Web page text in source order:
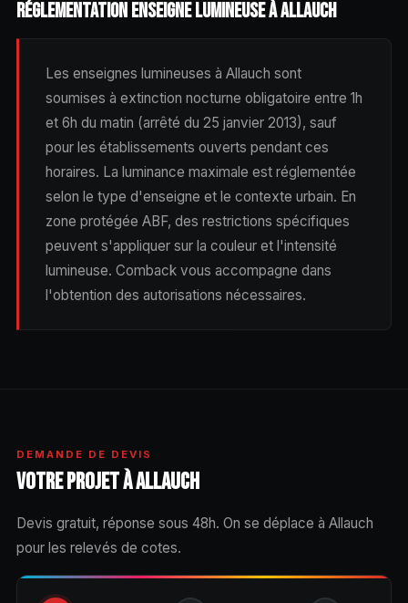
RÉGLEMENTATION ENSEIGNE LUMINEUSE À ALLAUCH
Les enseignes lumineuses à Allauch sont
soumises à extinction nocturne obligatoire entre 1h
et 6h du matin (arrêté du 25 janvier 2013), sauf
pour les établissements ouverts pendant ces
horaires. La luminance maximale est réglementée
selon le type d'enseigne et le contexte urbain. En
zone protégée ABF, des restrictions spécifiques
peuvent s'appliquer sur la couleur et l'intensité
lumineuse. Comback vous accompagne dans
l'obtention des autorisations nécessaires.
DEMANDE DE DEVIS
VOTRE PROJET À ALLAUCH
Devis gratuit, réponse sous 48h. On se déplace à Allauch
pour les relevés de cotes.